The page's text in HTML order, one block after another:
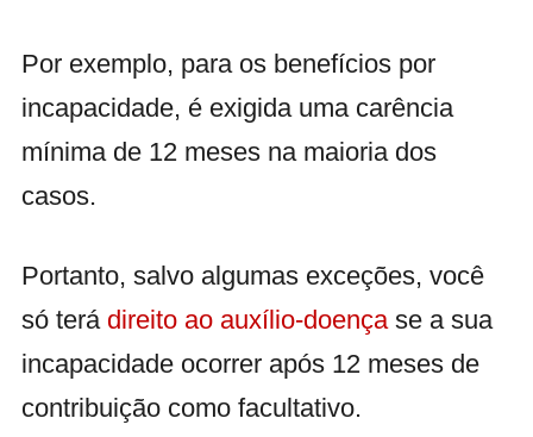
Por exemplo, para os benefícios por
incapacidade, é exigida uma carência
mínima de 12 meses na maioria dos
casos.
Portanto, salvo algumas exceções, você
só terá direito ao auxílio-doençase a sua
incapacidade ocorrer após 12 meses de
contribuição como facultativo.